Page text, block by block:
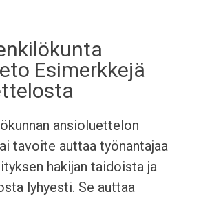
Esimerkkejä
ansioluettelon
tavoite auttaa työnantajaa
hakijan taidoista ja
lyhyesti. Se auttaa